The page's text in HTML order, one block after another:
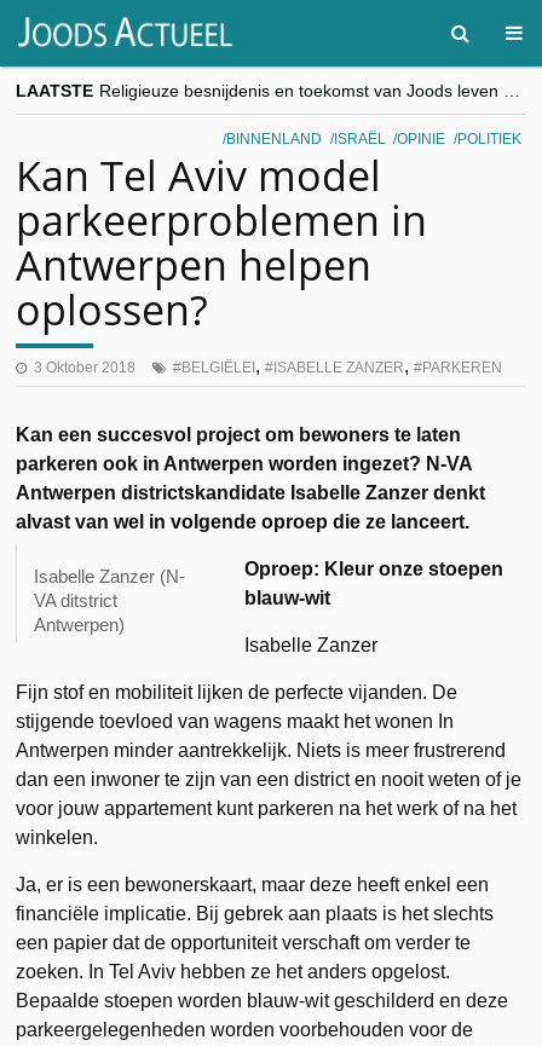
LAATSTE
“Besnijdenisdebat toont hoe moeilijk seculiere Westen minderheden begrijpt”, Jinnih Beels (Vooruit)
CITYTRIP | ROEMENIË – Boekarest: de verrassing van Oost-Europa
BINNENLAND ISRAËL OPINIE POLITIEK
Kan Tel Aviv model
parkeerproblemen in
Antwerpen helpen
oplossen?
3 Oktober 2018 BELGIËLEI , ISABELLE ZANZER, PARKEREN
Kan een succesvol project om bewoners te laten
parkeren ook in Antwerpen worden ingezet? N-VA
Antwerpen districtskandidate Isabelle Zanzer denkt
alvast van wel in volgende oproep die ze lanceert.
Isabelle Zanzer (N-
VA ditstrict
Antwerpen)
Oproep: Kleur onze stoepen
blauw-wit
Isabelle Zanzer
Fijn stof en mobiliteit lijken de perfecte vijanden. De
stijgende toevloed van wagens maakt het wonen In
Antwerpen minder aantrekkelijk. Niets is meer frustrerend
dan een inwoner te zijn van een district en nooit weten of je
voor jouw appartement kunt parkeren na het werk of na het
winkelen.
Ja, er is een bewonerskaart, maar deze heeft enkel een
financiële implicatie. Bij gebrek aan plaats is het slechts
een papier dat de opportuniteit verschaft om verder te
zoeken. In Tel Aviv hebben ze het anders opgelost.
Bepaalde stoepen worden blauw-wit geschilderd en deze
parkeergelegenheden worden voorbehouden voor de